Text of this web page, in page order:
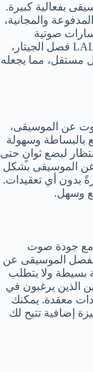
بفعالية كبيرة.
والمجانية،
صوتية
منفصلة للموسيقى والصوت البشري. يتيح LALAL.AI فصل الجيتار،
مستقل، مما يجعله
عن الموسيقى،
بالبساطة وسهولة
لبضع ثوانٍ حتى
عن الموسيقى بشكل
بدون أي تعقيدات.
مع جودة صوت
بفصل الموسيقى عن
بسيطة ولا يتطلب
الذين يرغبون في
معقدة. يمكنك
إضافية تتيح لك